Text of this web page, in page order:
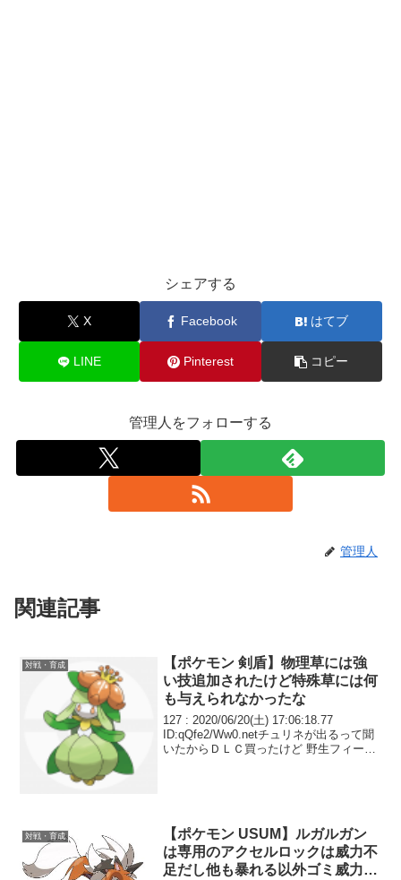
シェアする
X Facebook はてブ
LINE Pinterest コピー
管理人をフォローする
管理人
関連記事
対戦・育成
【ポケモン 剣盾】物理草には強
い技追加されたけど特殊草には何
も与えられなかったな
127 : 2020/06/20(土) 17:06:18.77
ID:qQfe2/Ww0.netチュリネが出るって聞
いたからＤＬＣ買ったけど 野生フィール
対戦・育成
【ポケモン USUM】ルガルガン
は専用のアクセルロックは威力不
足だし他も暴れる以外ゴミ威力…